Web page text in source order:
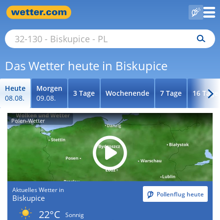
Das Wetter heute in Biskupice
Heute
08.08.
Morgen
09.08.
3 Tage Wochenende 7 Tage 16 Tage
Polen-Wetter
Aktuelles Wetter in
Biskupice Pollenflug heute
22°C
Sonnig